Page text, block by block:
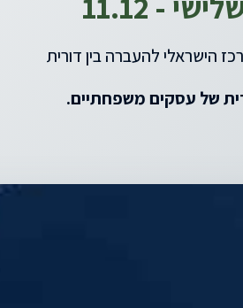
הישראלי להעברה בין דורית
של עסקים משפחתיים.